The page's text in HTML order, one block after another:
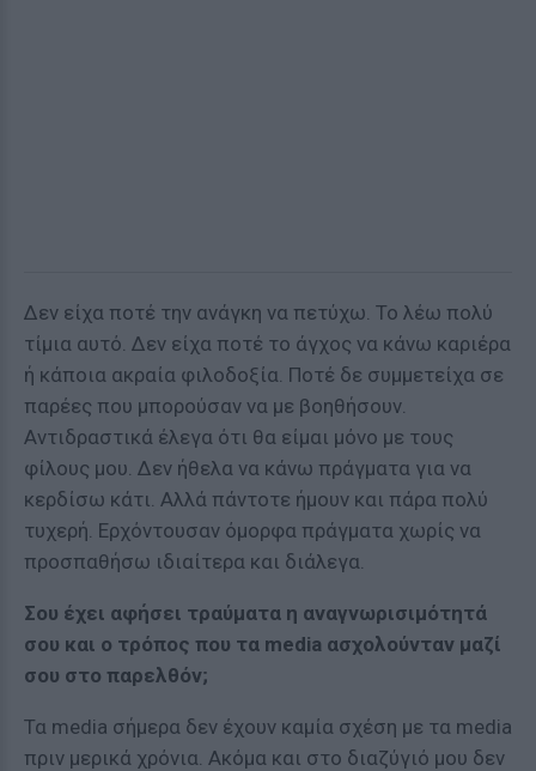
Δεν είχα ποτέ την ανάγκη να πετύχω. Το λέω πολύ
τίμια αυτό. Δεν είχα ποτέ το άγχος να κάνω καριέρα
ή κάποια ακραία φιλοδοξία. Ποτέ δε συμμετείχα σε
παρέες που μπορούσαν να με βοηθήσουν.
Αντιδραστικά έλεγα ότι θα είμαι μόνο με τους
φίλους μου. Δεν ήθελα να κάνω πράγματα για να
κερδίσω κάτι. Αλλά πάντοτε ήμουν και πάρα πολύ
τυχερή. Ερχόντουσαν όμορφα πράγματα χωρίς να
προσπαθήσω ιδιαίτερα και διάλεγα.
Σου έχει αφήσει τραύματα η αναγνωρισιμότητά
σου και ο τρόπος που τα media ασχολούνταν μαζί
σου στο παρελθόν;
Τα media σήμερα δεν έχουν καμία σχέση με τα media
πριν μερικά χρόνια. Ακόμα και στο διαζύγιό μου δεν